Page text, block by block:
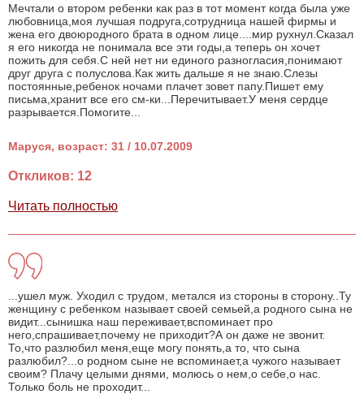
Мечтали о втором ребенки как раз в тот момент когда была уже
любовница,моя лучшая подруга,сотрудница нашей фирмы и
жена его двоюродного брата в одном лице....мир рухнул.Сказал
я его никогда не понимала все эти годы,а теперь он хочет
пожить для себя.С ней нет ни единого разногласия,понимают
друг друга с полуслова.Как жить дальше я не знаю.Слезы
постоянные,ребенок ночами плачет зовет папу.Пишет ему
письма,хранит все его см-ки...Перечитывает.У меня сердце
разрывается.Помогите...
Маруся, возраст: 31 / 10.07.2009
Откликов: 12
Читать полностью
...ушел муж. Уходил с трудом, метался из стороны в сторону..Ту
женщину с ребенком называет своей семьей,а родного сына не
видит...сынишка наш переживает,вспоминает про
него,спрашивает,почему не приходит?А он даже не звонит.
То,что разлюбил меня,еще могу понять,а то, что сына
разлюбил?...о родном сыне не вспоминает,а чужого называет
своим? Плачу целыми днями, молюсь о нем,о себе,о нас.
Только боль не проходит...